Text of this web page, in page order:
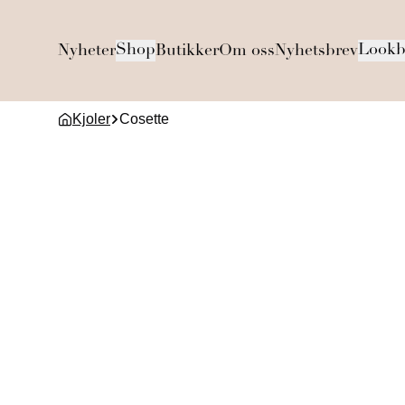
NyheterShopButikkerOm ossNyhetsbrev
Kjoler Cosette